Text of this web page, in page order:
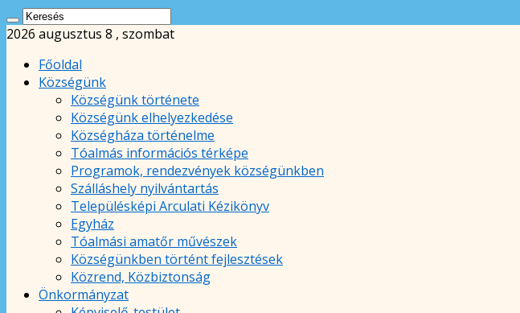
2026 augusztus 8 , szombat
Főoldal
Községünk
Községünk története
Községünk elhelyezkedése
Községháza történelme
Tóalmás információs térképe
Programok, rendezvények községünkben
Szálláshely nyilvántartás
Településképi Arculati Kézikönyv
Egyház
Tóalmási amatőr művészek
Községünkben történt fejlesztések
Közrend, Közbiztonság
Önkormányzat